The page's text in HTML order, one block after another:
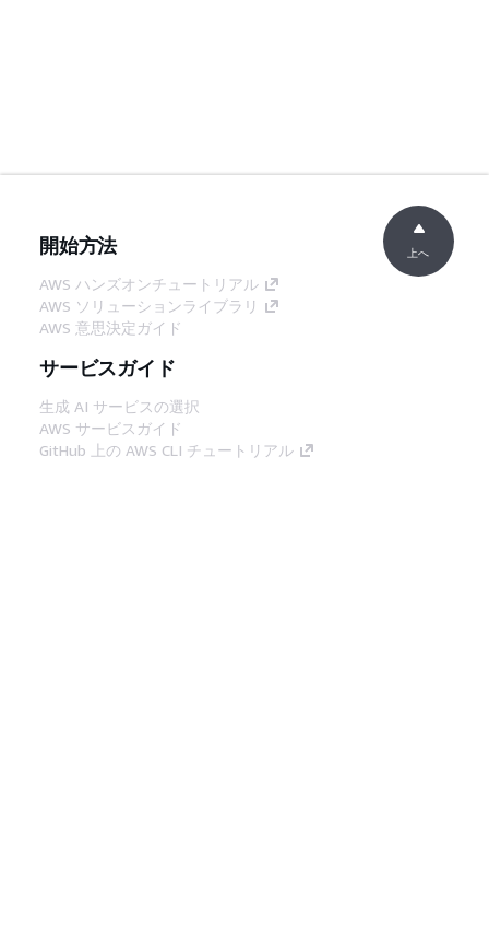
開始方法
AWS ハンズオンチュートリアル
AWS ソリューションライブラリ
AWS 意思決定ガイド
サービスガイド
生成 AI サービスの選択
AWS サービスガイド
GitHub 上の AWS CLI チュートリアル
上へ